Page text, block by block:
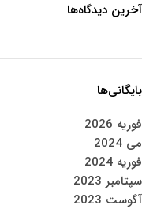
آخرین دیدگاه‌ها
بایگانی‌ها
فوریه 2026
می 2024
فوریه 2024
سپتامبر 2023
آگوست 2023